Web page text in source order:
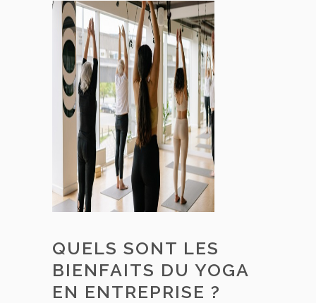
QUELS SONT LES
BIENFAITS DU YOGA
EN ENTREPRISE ?